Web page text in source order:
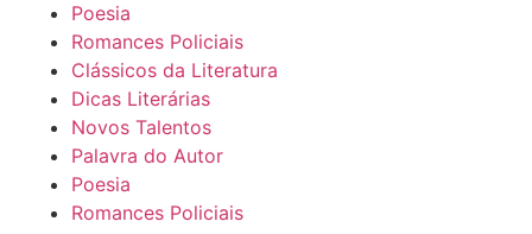
Poesia
Romances Policiais
Clássicos da Literatura
Dicas Literárias
Novos Talentos
Palavra do Autor
Poesia
Romances Policiais